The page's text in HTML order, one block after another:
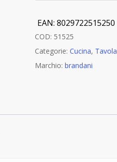
EAN: 8029722515250
COD: 51525
Categorie: Cucina, Tavola
Marchio: brandani